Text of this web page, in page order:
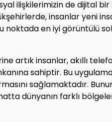
ilişkilerimizin de dijital bir
insanlar yeni
noktada en iyi görüntülü
artık insanlar, akıllı
sahiptir. Bu
sağlamaktadır.
dünyanın farklı